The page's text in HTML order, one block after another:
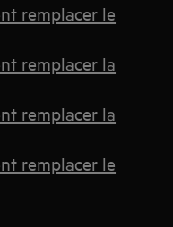
remplacer le
remplacer la
remplacer la
remplacer le